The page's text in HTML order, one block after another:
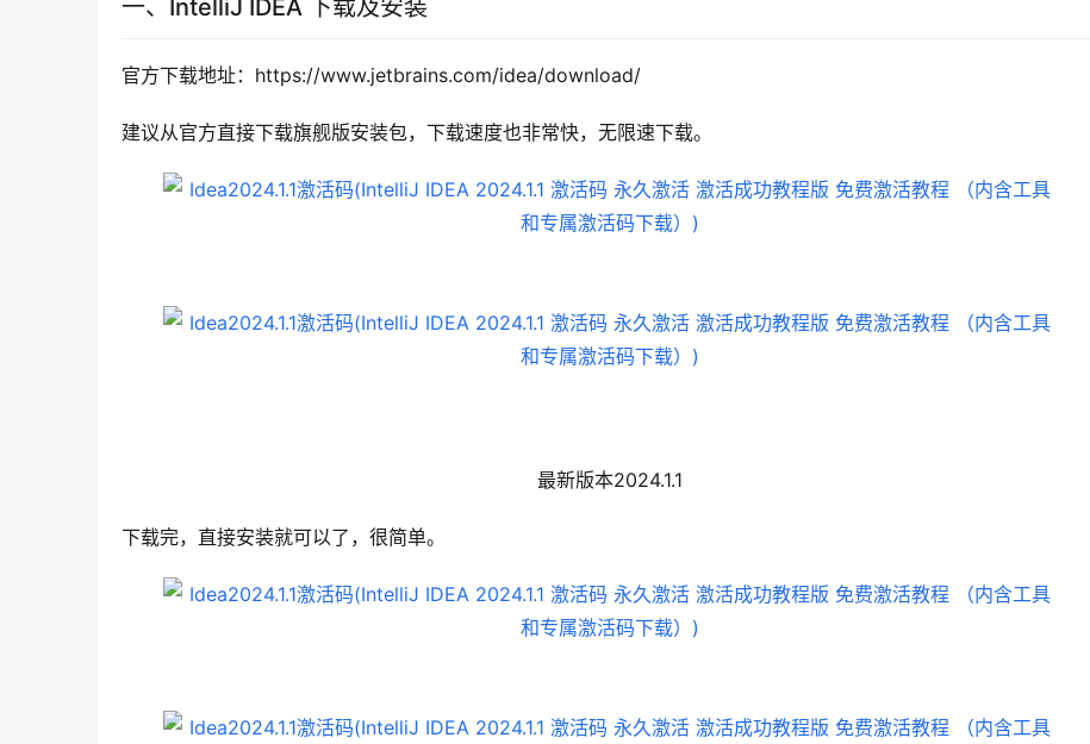
一、IntelliJ IDEA 下载及安装
官方下载地址：https://www.jetbrains.com/idea/download/
建议从官方直接下载旗舰版安装包，下载速度也非常快，无限速下载。
最新版本2024.1.1
下载完，直接安装就可以了，很简单。